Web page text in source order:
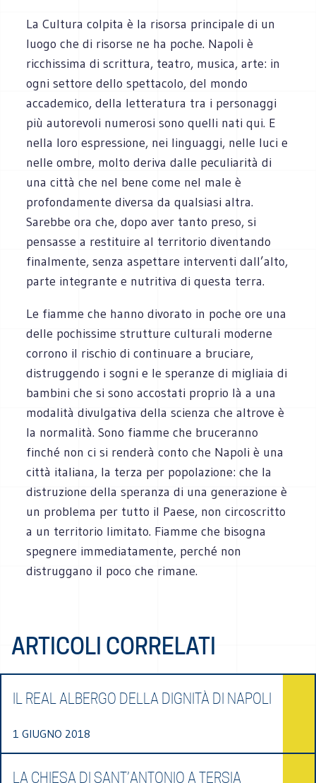
La Cultura colpita è la risorsa principale di un
luogo che di risorse ne ha poche. Napoli è
ricchissima di scrittura, teatro, musica, arte: in
ogni settore dello spettacolo, del mondo
accademico, della letteratura tra i personaggi
più autorevoli numerosi sono quelli nati qui. E
nella loro espressione, nei linguaggi, nelle luci e
nelle ombre, molto deriva dalle peculiarità di
una città che nel bene come nel male è
profondamente diversa da qualsiasi altra.
Sarebbe ora che, dopo aver tanto preso, si
pensasse a restituire al territorio diventando
finalmente, senza aspettare interventi dall’alto,
parte integrante e nutritiva di questa terra.
Le fiamme che hanno divorato in poche ore una
delle pochissime strutture culturali moderne
corrono il rischio di continuare a bruciare,
distruggendo i sogni e le speranze di migliaia di
bambini che si sono accostati proprio là a una
modalità divulgativa della scienza che altrove è
la normalità. Sono fiamme che bruceranno
finché non ci si renderà conto che Napoli è una
città italiana, la terza per popolazione: che la
distruzione della speranza di una generazione è
un problema per tutto il Paese, non circoscritto
a un territorio limitato. Fiamme che bisogna
spegnere immediatamente, perché non
distruggano il poco che rimane.
ARTICOLI CORRELATI
IL REAL ALBERGO DELLA DIGNITÀ DI NAPOLI
1 GIUGNO 2018
LA CHIESA DI SANT’ANTONIO A TERSIA